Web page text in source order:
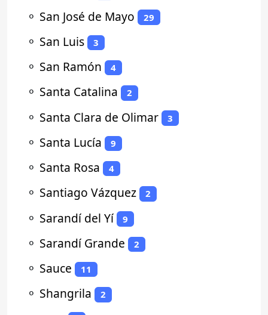
⚬ San José de Mayo 29
⚬ San Luis 3
⚬ San Ramón 4
⚬ Santa Catalina 2
⚬ Santa Clara de Olimar 3
⚬ Santa Lucía 9
⚬ Santa Rosa 4
⚬ Santiago Vázquez 2
⚬ Sarandí del Yí 9
⚬ Sarandí Grande 2
⚬ Sauce 11
⚬ Shangrila 2